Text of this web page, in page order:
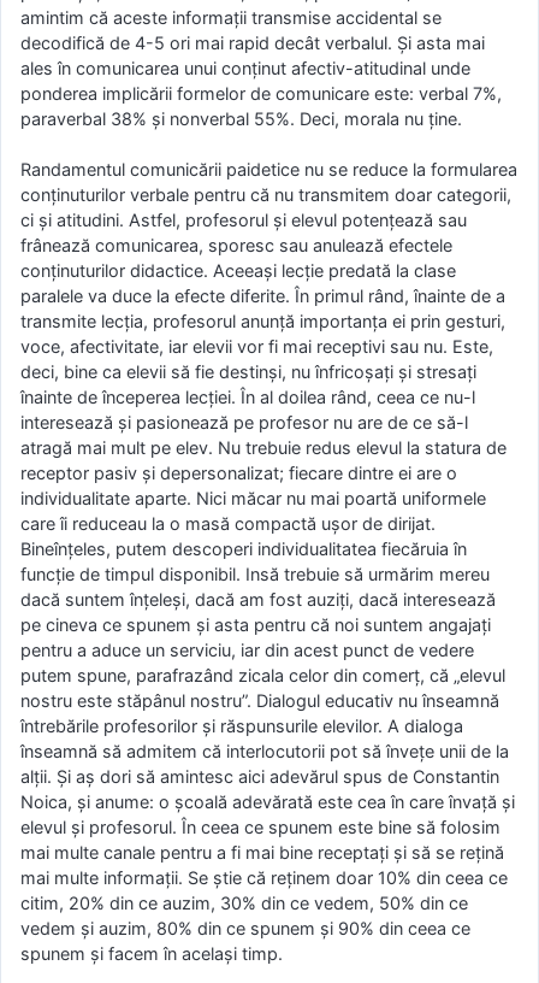
amintim că aceste informaţii transmise accidental se
decodifică de 4-5 ori mai rapid decât verbalul. Şi asta mai
ales în comunicarea unui conţinut afectiv-atitudinal unde
ponderea implicării formelor de comunicare este: verbal 7%,
paraverbal 38% şi nonverbal 55%. Deci, morala nu ţine.
Randamentul comunicării paidetice nu se reduce la formularea
conţinuturilor verbale pentru că nu transmitem doar categorii,
ci şi atitudini. Astfel, profesorul şi elevul potenţează sau
frânează comunicarea, sporesc sau anulează efectele
conţinuturilor didactice. Aceeaşi lecţie predată la clase
paralele va duce la efecte diferite. În primul rând, înainte de a
transmite lecţia, profesorul anunţă importanţa ei prin gesturi,
voce, afectivitate, iar elevii vor fi mai receptivi sau nu. Este,
deci, bine ca elevii să fie destinşi, nu înfricoşaţi şi stresaţi
înainte de începerea lecţiei. În al doilea rând, ceea ce nu-l
interesează şi pasionează pe profesor nu are de ce să-l
atragă mai mult pe elev. Nu trebuie redus elevul la statura de
receptor pasiv şi depersonalizat; fiecare dintre ei are o
individualitate aparte. Nici măcar nu mai poartă uniformele
care îi reduceau la o masă compactă uşor de dirijat.
Bineînţeles, putem descoperi individualitatea fiecăruia în
funcţie de timpul disponibil. Insă trebuie să urmărim mereu
dacă suntem înţeleşi, dacă am fost auziţi, dacă interesează
pe cineva ce spunem şi asta pentru că noi suntem angajaţi
pentru a aduce un serviciu, iar din acest punct de vedere
putem spune, parafrazând zicala celor din comerţ, că „elevul
nostru este stăpânul nostru”. Dialogul educativ nu înseamnă
întrebările profesorilor şi răspunsurile elevilor. A dialoga
înseamnă să admitem că interlocutorii pot să înveţe unii de la
alţii. Şi aş dori să amintesc aici adevărul spus de Constantin
Noica, şi anume: o şcoală adevărată este cea în care învaţă şi
elevul şi profesorul. În ceea ce spunem este bine să folosim
mai multe canale pentru a fi mai bine receptaţi şi să se reţină
mai multe informaţii. Se ştie că reţinem doar 10% din ceea ce
citim, 20% din ce auzim, 30% din ce vedem, 50% din ce
vedem şi auzim, 80% din ce spunem şi 90% din ceea ce
spunem şi facem în acelaşi timp.